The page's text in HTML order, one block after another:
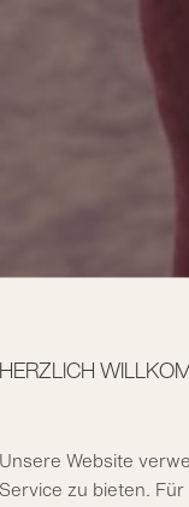
HERZLICH
Unsere Website
Service zu bieten.